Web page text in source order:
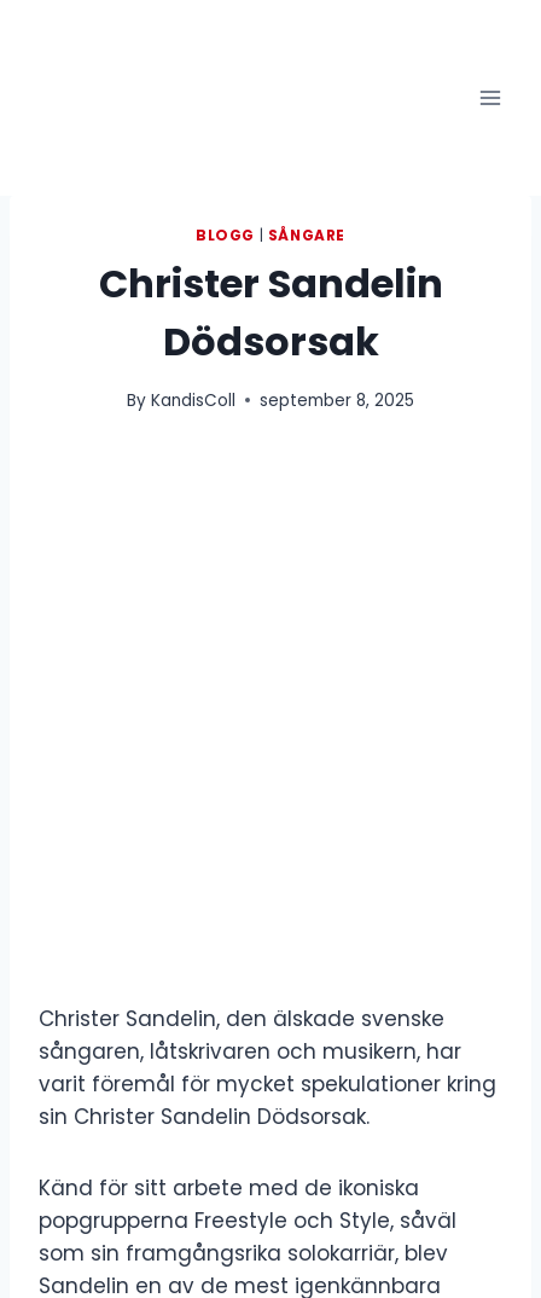
BLOGG SÅNGARE
Christer Sandelin
Dödsorsak
By KandisColl september 8, 2025
Christer Sandelin, den älskade svenske
sångaren, låtskrivaren och musikern, har
varit föremål för mycket spekulationer kring
sin Christer Sandelin Dödsorsak.
Känd för sitt arbete med de ikoniska
popgrupperna Freestyle och Style, såväl
som sin framgångsrika solokarriär, blev
Sandelin en av de mest igenkännbara